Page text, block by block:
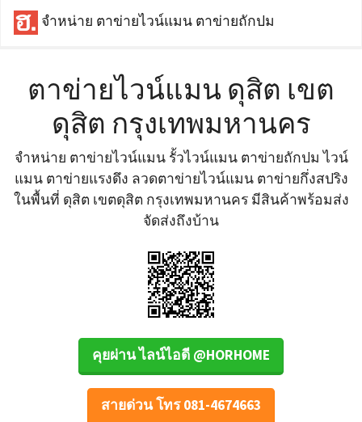
จำหน่าย ตาข่ายไวน์แมน ตาข่ายถักปม
ตาข่ายไวน์แมน ดุสิต เขต
ดุสิต กรุงเทพมหานคร
จำหน่าย ตาข่ายไวน์แมน รั้วไวน์แมน ตาข่ายถักปม ไวน์
แมน ตาข่ายแรงดึง ลวดตาข่ายไวน์แมน ตาข่ายกึ่งสปริง
ในพื้นที่ ดุสิต เขตดุสิต กรุงเทพมหานคร มีสินค้าพร้อมส่ง
จัดส่งถึงบ้าน
คุยผ่าน ไลน์ไอดี @HORHOME
สายด่วน โทร 081-4674663